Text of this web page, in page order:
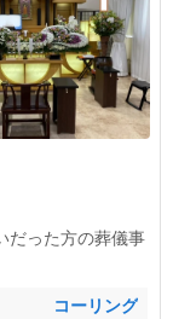
だった方の葬儀事
コーリング